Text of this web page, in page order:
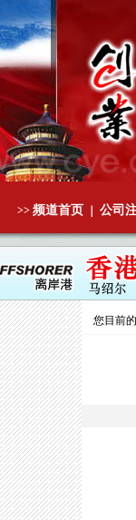
>> 频道首页 公司
您目前